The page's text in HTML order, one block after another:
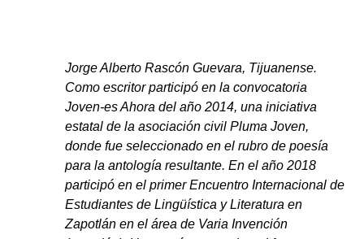
Jorge Alberto Rascón Guevara, Tijuanense.
Como escritor participó en la convocatoria
Joven-es Ahora del año 2014, una iniciativa
estatal de la asociación civil Pluma Joven,
donde fue seleccionado en el rubro de poesía
para la antología resultante. En el año 2018
participó en el primer Encuentro Internacional de
Estudiantes de Lingüística y Literatura en
Zapotlán en el área de Varia Invención